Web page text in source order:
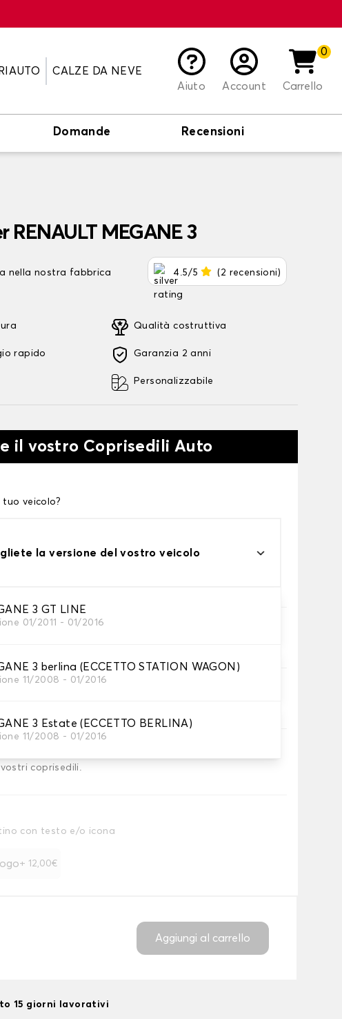
CALZE DA NEVE
Aiuto
Account
0
Carrello
Domande Recensioni
RENAULT MEGANE 3
nella nostra fabbrica 4.5/5 (2 recensioni)
rapido
Qualità costruttiva
Garanzia 2 anni
Personalizzabile
il vostro Coprisedili Auto
veicolo?
la versione del vostro veicolo
3 GT LINE
01/2011 - 01/2016
3 berlina (ECCETTO STATION WAGON)
11/2008 - 01/2016
3 Estate (ECCETTO BERLINA)
11/2008 - 01/2016
le vostre coperture.
coprisedili.
con testo e/o icona
+ 12,00€
Aggiungi al carrello
15 giorni lavorativi